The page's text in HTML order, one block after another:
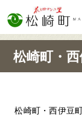
松崎町・
松崎町・西伊豆